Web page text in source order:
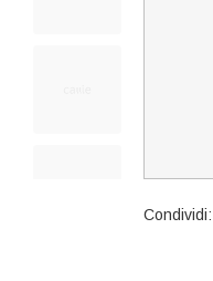
Condividi: